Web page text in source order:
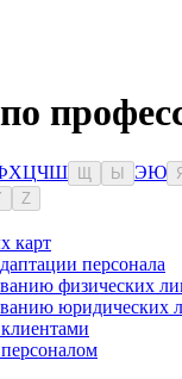
ХЦЧШ Ы ЭЮ
Z
карт
персонала
физических
юридических